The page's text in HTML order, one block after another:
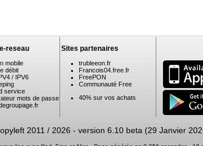
reseau
mobile
débit
/ IPV6
service
mots de passe
Sites partenaires
trubleeon.fr
Francois04.free.fr
FreePON
Communauté Free
40% sur vos achats
2011 / 2026 - version 6.10 beta (29 Janvier